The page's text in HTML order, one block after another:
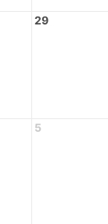
29
5